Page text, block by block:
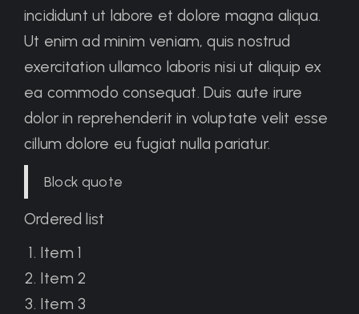
incididunt ut labore et dolore magna aliqua.
Ut enim ad minim veniam, quis nostrud
exercitation ullamco laboris nisi ut aliquip ex
ea commodo consequat. Duis aute irure
dolor in reprehenderit in voluptate velit esse
cillum dolore eu fugiat nulla pariatur.
Block quote
Ordered list
Item 1
Item 2
Item 3